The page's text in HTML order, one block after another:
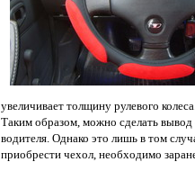
увеличивает толщину рулевого
Таким образом, можно сделать вывод
водителя. Однако это лишь в том
приобрести чехол, необходимо